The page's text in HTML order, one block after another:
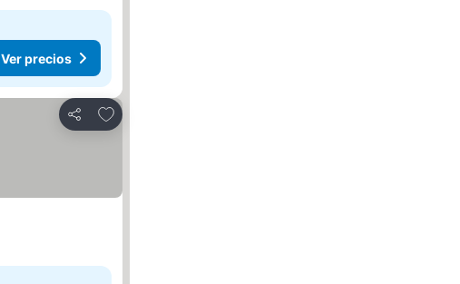
Ver precios
Compartir
Agregar a favoritos